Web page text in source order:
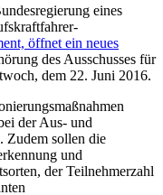
eines
öffnet ein neues
des Ausschusses für
dem 22. Juni 2016.
der Aus- und
Zudem sollen die
und
der Teilnehmerzahl